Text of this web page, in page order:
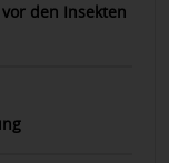
den Insekten